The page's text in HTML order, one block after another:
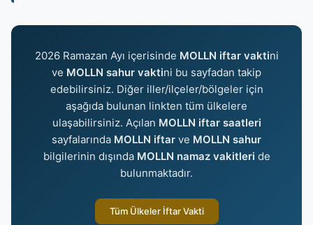
2026 Ramazan Ayı içerisinde MOLLN iftar vaktini
ve MOLLN sahur vaktini bu sayfadan takip
edebilirsiniz. Diğer iller/ilçeler/bölgeler için
aşağıda bulunan linkten tüm ülkelere
ulaşabilirsiniz. Açılan MOLLN iftar saatleri
sayfalarında MOLLN iftar ve MOLLN sahur
bilgilerinin dışında MOLLN namaz vakitleri de
bulunmaktadır.
Tüm Ülkeler İftar Vakti